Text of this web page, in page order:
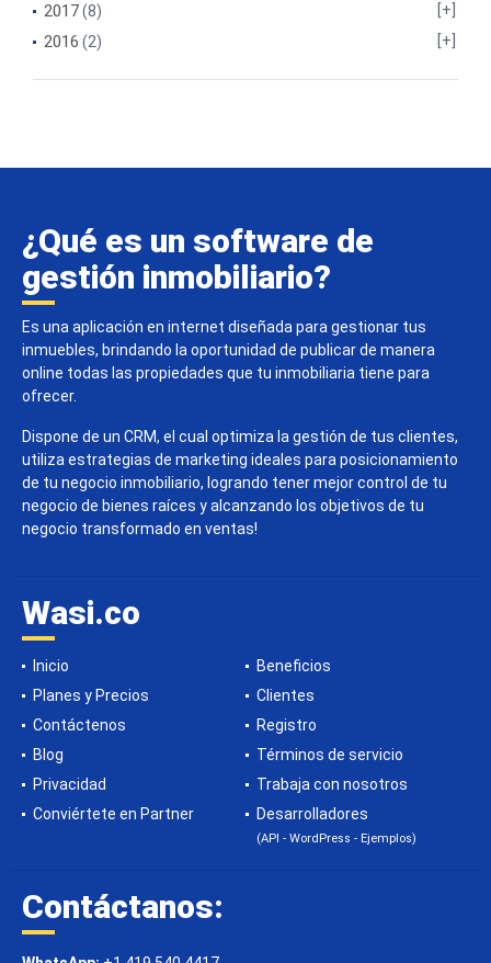
2017(8)
2016 (2)
¿Qué es un software de
gestión inmobiliario?
Es una aplicación en internet diseñada para gestionar tus
inmuebles, brindando la oportunidad de publicar de manera
online todas las propiedades que tu inmobiliaria tiene para
ofrecer.
Dispone de un CRM, el cual optimiza la gestión de tus clientes,
utiliza estrategias de marketing ideales para posicionamiento
de tu negocio inmobiliario, logrando tener mejor control de tu
negocio de bienes raíces y alcanzando los objetivos de tu
negocio transformado en ventas!
Wasi.co
Inicio
Beneficios
Planes y Precios
Clientes
Contáctenos
Registro
Blog
Términos de servicio
Privacidad
Trabaja con nosotros
Conviértete en Partner
Desarrolladores
(API - WordPress - Ejemplos)
Contáctanos: